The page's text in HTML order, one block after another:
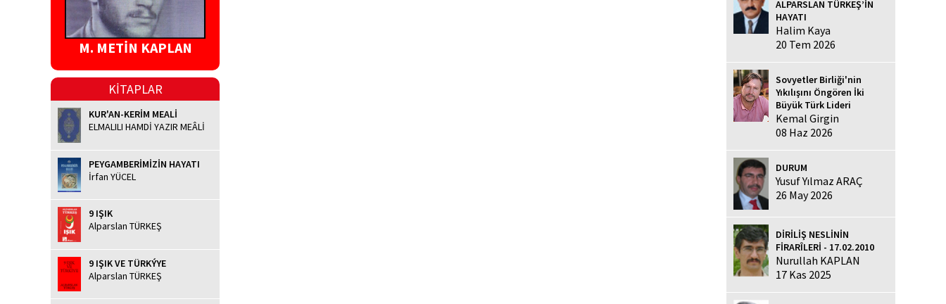
M. METİN KAPLAN
KİTAPLAR
KUR'AN-KERİM MEALİ
ELMALILI HAMDİ YAZIR MEÂLİ
PEYGAMBERİMİZİN HAYATI
İrfan YÜCEL
9 IŞIK
Alparslan TÜRKEŞ
9 IŞIK VE TÜRKÝYE
Alparslan TÜRKEŞ
ALPARSLAN TÜRKEŞ’İN
HAYATI
Halim Kaya
20 Tem 2026
Sovyetler Birliği'nin
Yıkılışını Öngören İki
Büyük Türk Lideri
Kemal Girgin
08 Haz 2026
DURUM
Yusuf Yılmaz ARAÇ
26 May 2026
DİRİLİŞ NESLİNİN
FİRARÎLERİ - 17.02.2010
Nurullah KAPLAN
17 Kas 2025